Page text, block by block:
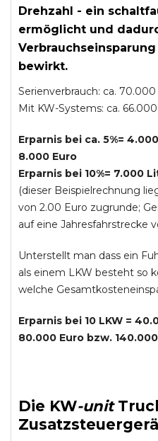
Drehzahl - ein
ermöglicht und
Verbrauchseinsparung
bewirkt.
Serienverbrauch: ca.
Mit KW-Systems: ca.
Erparnis bei ca. 5%=
8.000 Euro
Erparnis bei 10%= 7.000
(dieser Beispielrechnung
von 2.00 Euro zugrunde;
auf eine Jahresfahrstrecke
Unterstellt man dass ein
als einem LKW besteht so
welche
Erparnis bei 10 LKW =
80.000 Euro bzw.
Die KW-unit